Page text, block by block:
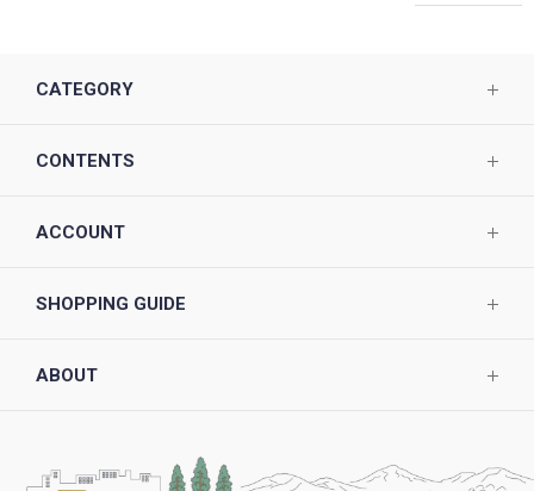
CATEGORY
CONTENTS
ACCOUNT
SHOPPING GUIDE
ABOUT